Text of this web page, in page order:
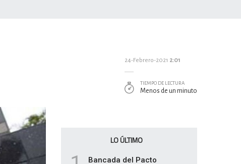
24-Febrero-2021 2:01
TIEMPO DE LECTURA
Menos de un minuto
LO ÚLTIMO
Bancada del Pacto